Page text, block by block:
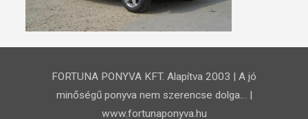
FORTUNA PONYVA KFT. Alapítva 2003 | A jó
minőségű ponyva nem szerencse dolga… |
www.fortunaponyva.hu